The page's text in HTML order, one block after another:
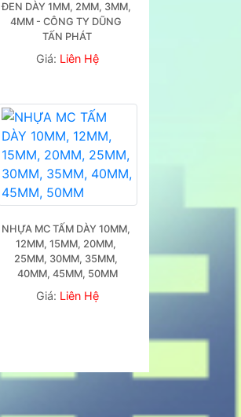
ĐEN DÀY 1MM, 2MM, 3MM,
4MM - CÔNG TY DŨNG
TẤN PHÁT
Giá: Liên Hệ
NHỰA MC TẤM DÀY 10MM,
12MM, 15MM, 20MM,
25MM, 30MM, 35MM,
40MM, 45MM, 50MM
Giá: Liên Hệ